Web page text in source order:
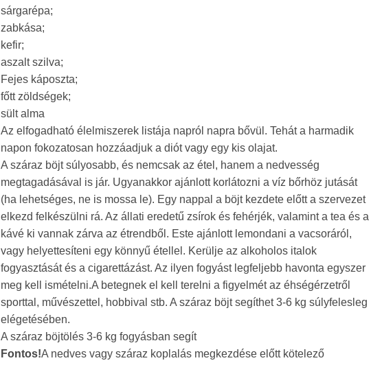
sárgarépa;
zabkása;
kefir;
aszalt szilva;
Fejes káposzta;
főtt zöldségek;
sült alma
Az elfogadható élelmiszerek listája napról napra bővül. Tehát a harmadik
napon fokozatosan hozzáadjuk a diót vagy egy kis olajat.
A száraz böjt súlyosabb, és nemcsak az étel, hanem a nedvesség
megtagadásával is jár. Ugyanakkor ajánlott korlátozni a víz bőrhöz jutását
(ha lehetséges, ne is mossa le). Egy nappal a böjt kezdete előtt a szervezet
elkezd felkészülni rá. Az állati eredetű zsírok és fehérjék, valamint a tea és a
kávé ki vannak zárva az étrendből. Este ajánlott lemondani a vacsoráról,
vagy helyettesíteni egy könnyű étellel. Kerülje az alkoholos italok
fogyasztását és a cigarettázást. Az ilyen fogyást legfeljebb havonta egyszer
meg kell ismételni.A betegnek el kell terelni a figyelmét az éhségérzetről
sporttal, művészettel, hobbival stb. A száraz böjt segíthet 3-6 kg súlyfelesleg
elégetésében.
A száraz böjtölés 3-6 kg fogyásban segít
Fontos!A nedves vagy száraz koplalás megkezdése előtt kötelező